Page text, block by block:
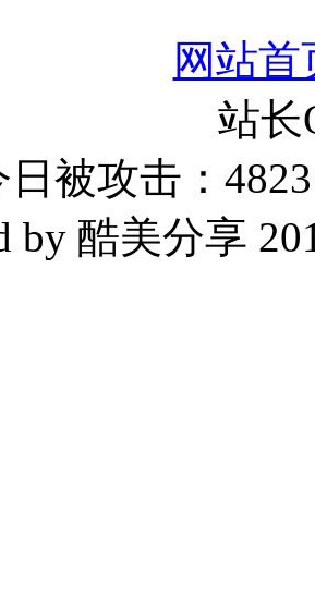
网站首
站
日被攻击：
by 酷美分享